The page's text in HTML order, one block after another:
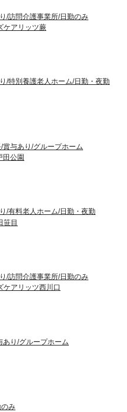
/訪問介護事業所/日勤のみ
ケアリッツ蕨
/特別養護老人ホーム/日勤・夜勤
与あり/グループホーム
田公園
/有料老人ホーム/日勤・夜勤
笹目
/訪問介護事業所/日勤のみ
ケアリッツ西川口
あり/グループホーム
み